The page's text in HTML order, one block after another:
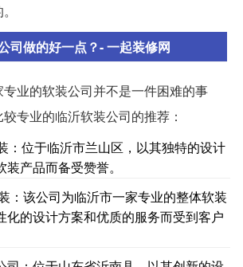
司做的好一点？- 一起装修网
业的软装公司并不是一件困难的事
专业的临沂软装公司的推荐：
：位于临沂市兰山区，以其独特的设计
产品而备受赞誉。
：该公司为临沂市一家专业的整体软装
化的设计方案和优质的服务而受到客户